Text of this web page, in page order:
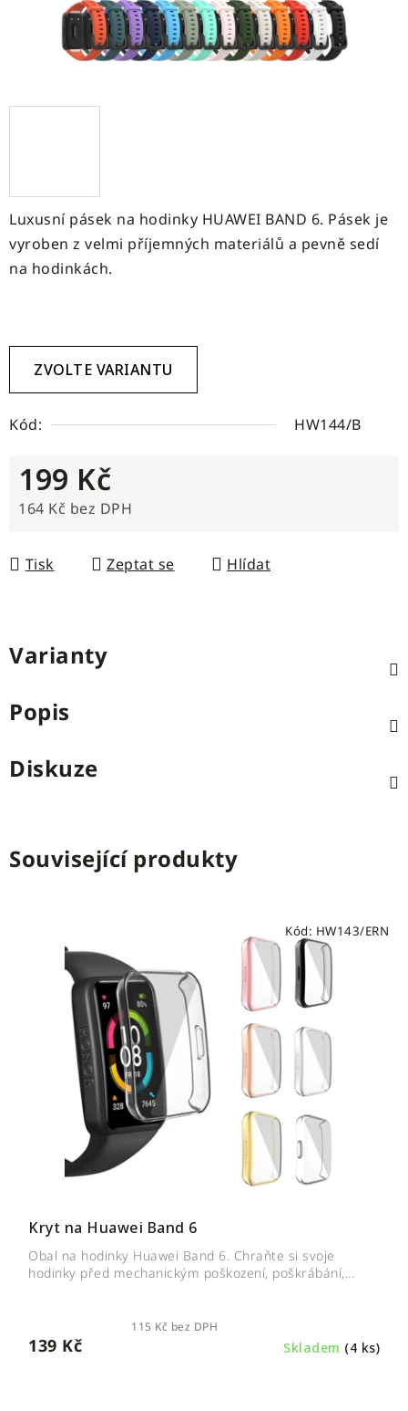
Luxusní pásek na hodinky HUAWEI BAND 6. Pásek je
vyroben z velmi příjemných materiálů a pevně sedí
na hodinkách.
ZVOLTE VARIANTU
Kód: HW144/B
199 Kč
164 Kč bez DPH
Tisk
Zeptat se Hlídat
Varianty
Popis
Diskuze
Související produkty
Kryt na Huawei Band 6
Skladem (4 ks)
115 Kč bez DPH
139 Kč
Obal na hodinky Huawei Band 6. Chraňte si svoje
hodinky před mechanickým poškození, poškrábání,...
Kód: HW143/ERN